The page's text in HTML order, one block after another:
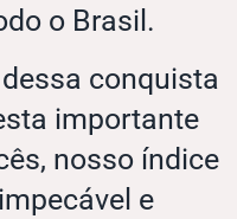
o Brasil.
conquista
importante
nosso índice
e